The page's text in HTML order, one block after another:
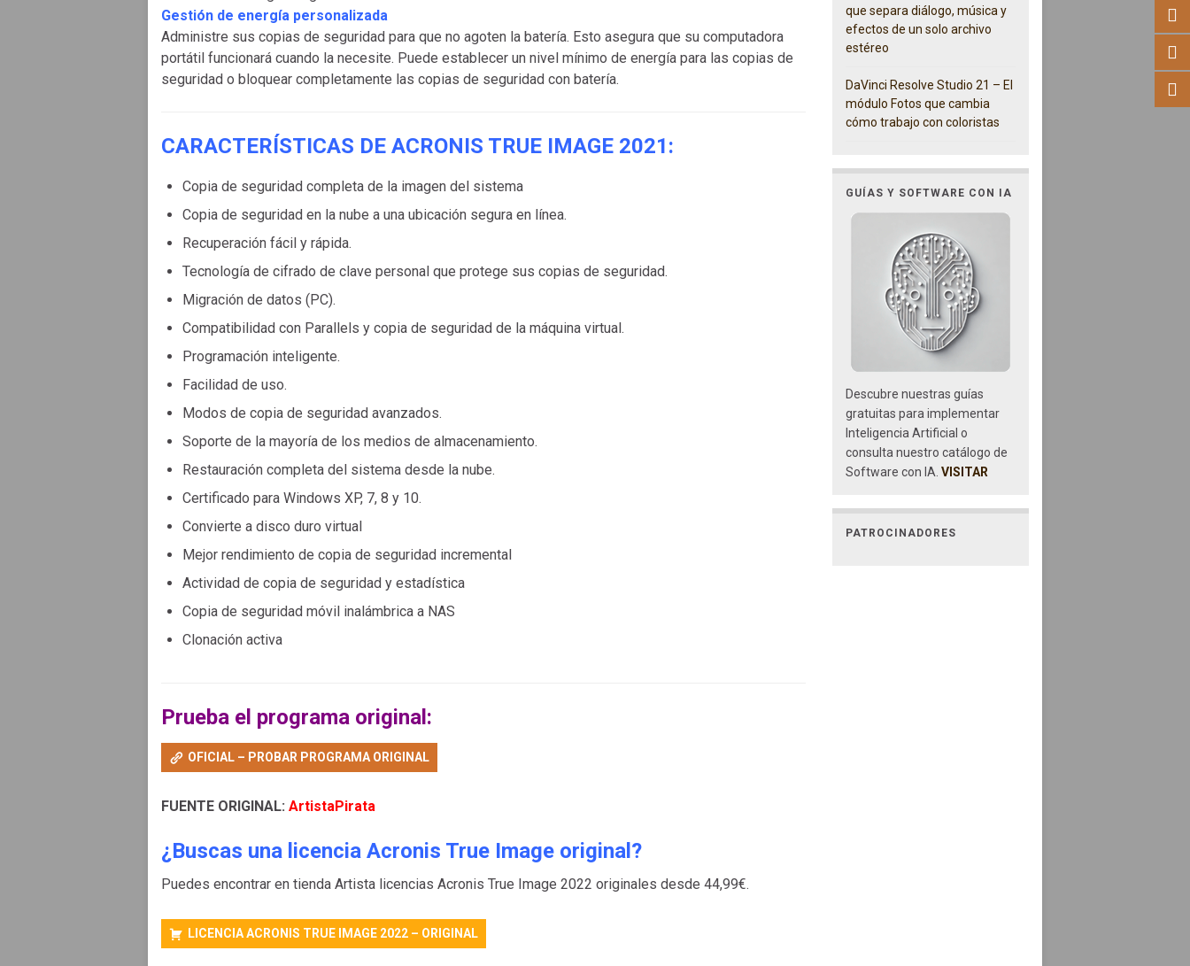
Gestión de energía personalizada
Administre sus copias de seguridad para que no agoten la batería. Esto asegura que su computadora
portátil funcionará cuando la necesite. Puede establecer un nivel mínimo de energía para las copias de
seguridad o bloquear completamente las copias de seguridad con batería.
CARACTERÍSTICAS DE ACRONIS TRUE IMAGE 2021:
Copia de seguridad completa de la imagen del sistema
Copia de seguridad en la nube a una ubicación segura en línea.
Recuperación fácil y rápida.
Tecnología de cifrado de clave personal que protege sus copias de seguridad.
Migración de datos (PC).
Compatibilidad con Parallels y copia de seguridad de la máquina virtual.
Programación inteligente.
Facilidad de uso.
Modos de copia de seguridad avanzados.
Soporte de la mayoría de los medios de almacenamiento.
Restauración completa del sistema desde la nube.
Certificado para Windows XP, 7, 8 y 10.
Convierte a disco duro virtual
Mejor rendimiento de copia de seguridad incremental
Actividad de copia de seguridad y estadística
Copia de seguridad móvil inalámbrica a NAS
Clonación activa
Prueba el programa original:
OFICIAL – PROBAR PROGRAMA ORIGINAL
FUENTE ORIGINAL: ArtistaPirata
¿Buscas una licencia Acronis True Image original?
Puedes encontrar en tienda Artista licencias Acronis True Image 2022 originales desde 44,99€.
LICENCIA ACRONIS TRUE IMAGE 2022 – ORIGINAL
que separa diálogo, música y
efectos de un solo archivo
estéreo
DaVinci Resolve Studio 21 – El
módulo Fotos que cambia
cómo trabajo con coloristas
GUÍAS Y SOFTWARE CON IA
Descubre nuestras guías
gratuitas para implementar
Inteligencia Artificial o
consulta nuestro catálogo de
Software con IA. VISITAR
PATROCINADORES